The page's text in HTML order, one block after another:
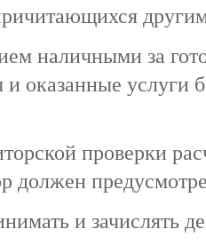
наличными за
оказанные
проверки
должен
и зачислять